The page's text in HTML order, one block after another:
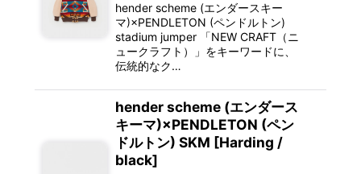
hender scheme (エンダースキー
マ)×PENDLETON (ペンドルトン)
stadium jumper 「NEW CRAFT（ニ
ュークラフト）」をキーワードに、
伝統的なク…
hender scheme (エンダース
キーマ)×PENDLETON (ペン
ドルトン) SKM [Harding /
black]